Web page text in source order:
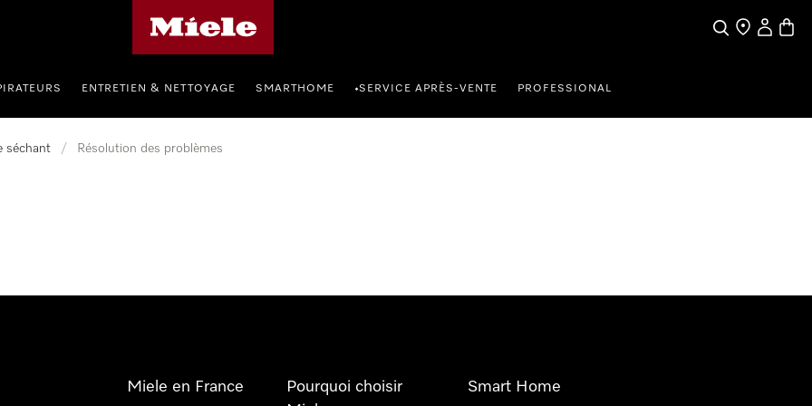
SearchFind a store
My
ENTRETIEN & NETTOYAGE SMARTHOME •SERVICE APRÈS-VENTE PROFESSIONAL
séchant / Résolution des problèmes
Miele en France
Pourquoi choisir
Smart Home